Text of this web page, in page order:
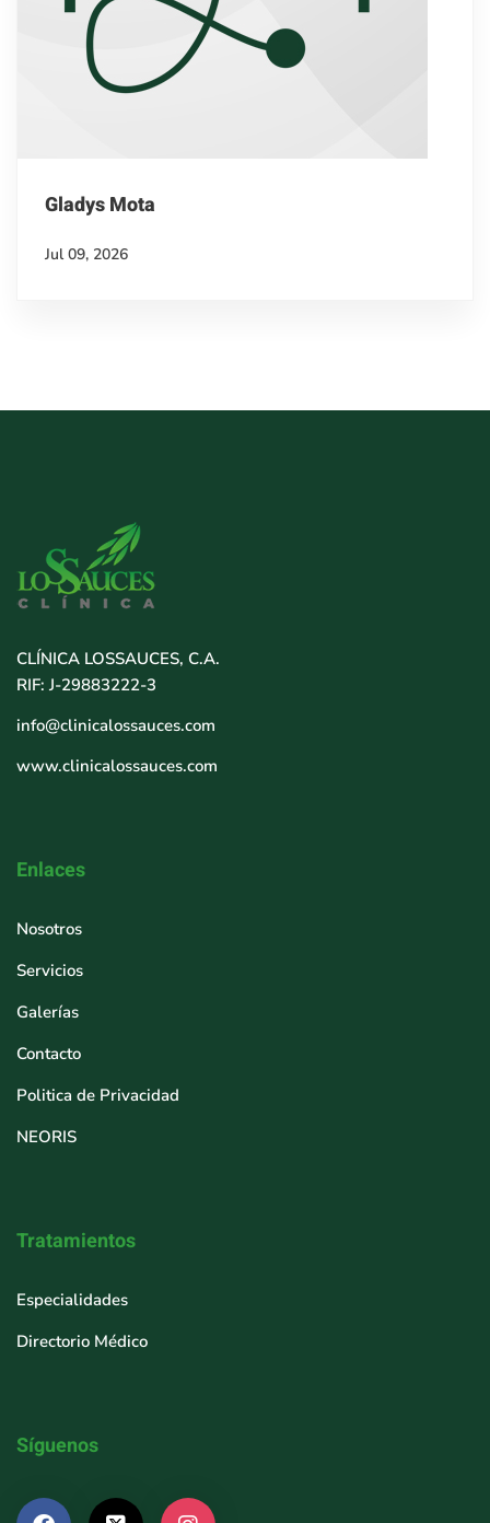
Gladys Mota
Jul 09, 2026
CLÍNICA LOSSAUCES, C.A.
RIF: J-29883222-3
info@clinicalossauces.com
www.clinicalossauces.com
Enlaces
Nosotros
Servicios
Galerías
Contacto
Politica de Privacidad
NEORIS
Tratamientos
Especialidades
Directorio Médico
Síguenos